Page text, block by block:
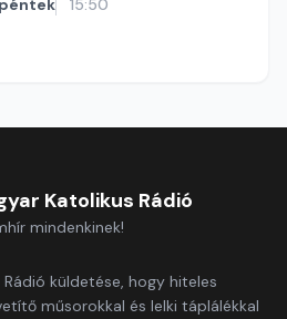
péntek 15:50
Katolikus Rádió
mindenkinek!
küldetése, hogy hiteles
műsorokkal és lelki táplálékkal